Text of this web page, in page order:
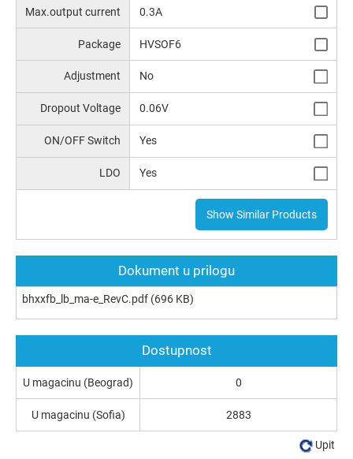
Max.output current 0.3A
Package HVSOF6
Аdjustment No
Dropout Voltage 0.06V
ON/OFF Switch Yes
LDO Yes
Show Similar Products
Dokument u prilogu
bhxxfb_lb_ma-e_RevC.pdf (696 KB)
Dostupnost
U magacinu (Beograd) 0
U magacinu (Sofia) 2883
Upit